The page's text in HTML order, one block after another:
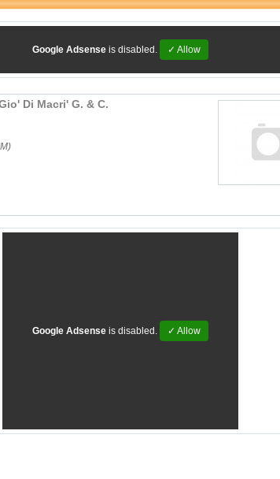
Google Adsense is disabled. ✓ Allow
Di Macri' G. & C.
Google Adsense is disabled. ✓ Allow